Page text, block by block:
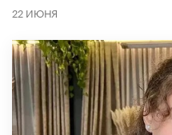
22 ИЮНЯ